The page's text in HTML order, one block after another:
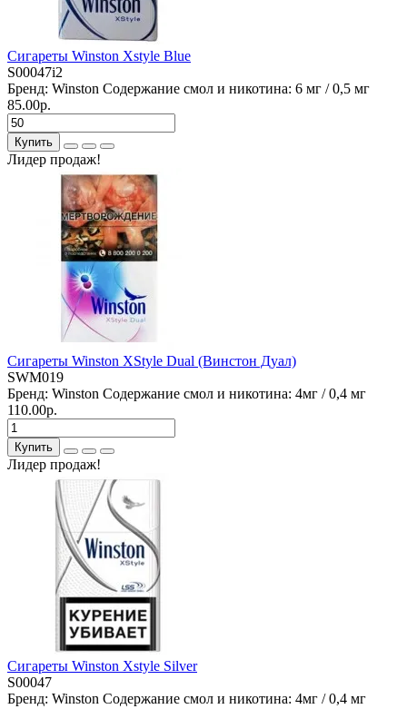
Сигареты Winston Xstyle Blue
S00047i2
Бренд: Winston Содержание смол и никотина: 6 мг / 0,5 мг
85.00р.
Купить
Лидер продаж!
Сигареты Winston XStyle Dual (Винстон Дуал)
SWM019
Бренд: Winston Содержание смол и никотина: 4мг / 0,4 мг
110.00р.
Купить
Лидер продаж!
Сигареты Winston Xstyle Silver
S00047
Бренд: Winston Содержание смол и никотина: 4мг / 0,4 мг